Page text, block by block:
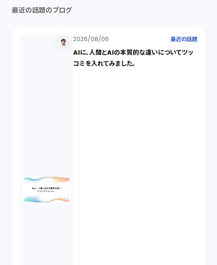
最近の話題のブログ
2026/08/06 最近の話題
AIに、人間とAIの本質的な違いについてツッ
コミを入れてみました。